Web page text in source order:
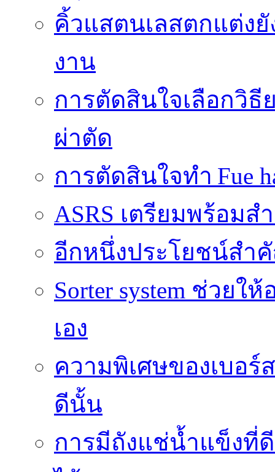
คิ้วแสตนเลสตกแต่ง
งาน
การตัดสินใจเลือกวิ
ผ่าตัด
การตัดสินใจทำ Fue
ASRS เตรียมพร้อม
อีกหนึ่งประโยชน์สำคั
Sorter system ช่วย
เอง
ความพิเศษของเบอ
ดีนั้น
การมีถังแช่น้ำแข็งที่